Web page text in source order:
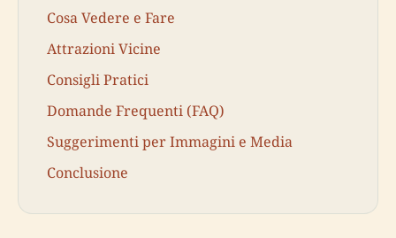
Cosa Vedere e Fare
Attrazioni Vicine
Consigli Pratici
Domande Frequenti (FAQ)
Suggerimenti per Immagini e Media
Conclusione